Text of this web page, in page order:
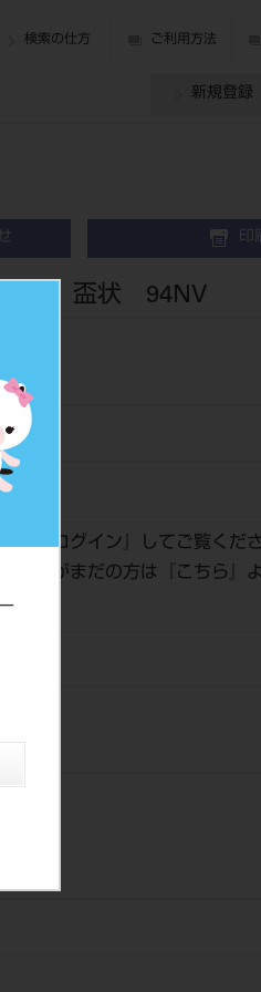
検索の仕方 ご利用方法
新規登録
印
スク 盃状 94NV
は『ログイン 』してご覧くだ
登録がまだの方は『
こちら 』